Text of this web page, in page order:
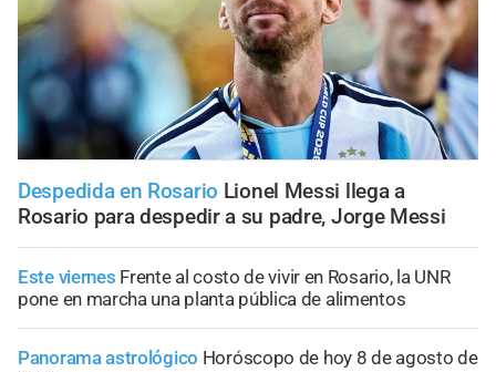
Despedida en Rosario Lionel Messi llega a
Rosario para despedir a su padre, Jorge Messi
Este viernes Frente al costo de vivir en Rosario, la UNR
pone en marcha una planta pública de alimentos
Panorama astrológico Horóscopo de hoy 8 de agosto de